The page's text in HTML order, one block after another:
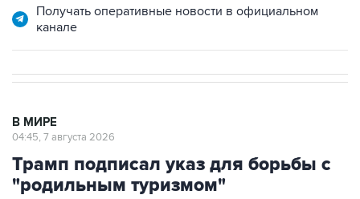
Получать оперативные новости в официальном
канале
В МИРЕ
04:45, 7 августа 2026
Трамп подписал указ для борьбы с
"родильным туризмом"